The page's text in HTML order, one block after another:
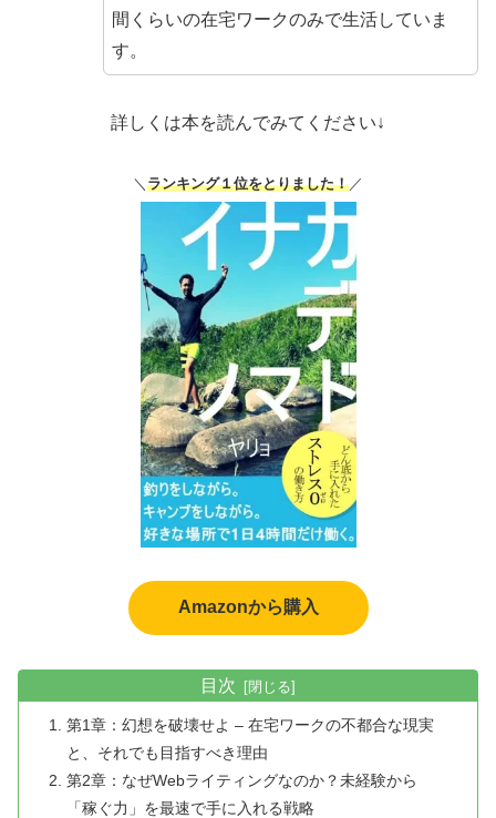
間くらいの在宅ワークのみで生活していま
す。
詳しくは本を読んでみてください↓
＼ ランキング１位をとりました！ ／
Amazonから購入
目次
第1章：幻想を破壊せよ – 在宅ワークの不都合な現実
と、それでも目指すべき理由
第2章：なぜWebライティングなのか？未経験から
「稼ぐ力」を最速で手に入れる戦略